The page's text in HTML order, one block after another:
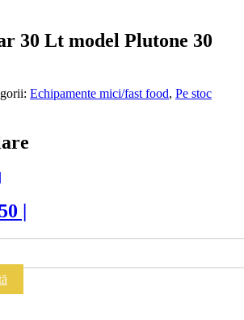
30 Lt model Plutone 30
Echipamente mici/fast food, Pe stoc
|